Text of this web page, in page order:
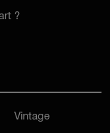
?
Vintage